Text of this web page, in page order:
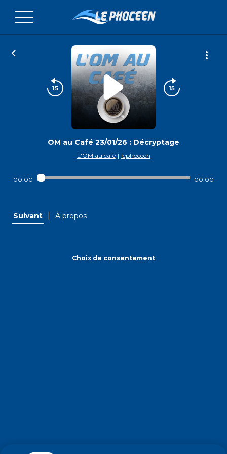
OM au Café 23/01/26 : Décryptage
L'OM au café | lephoceen
00:00 00:00
Suivant À propos
Choix de consentement